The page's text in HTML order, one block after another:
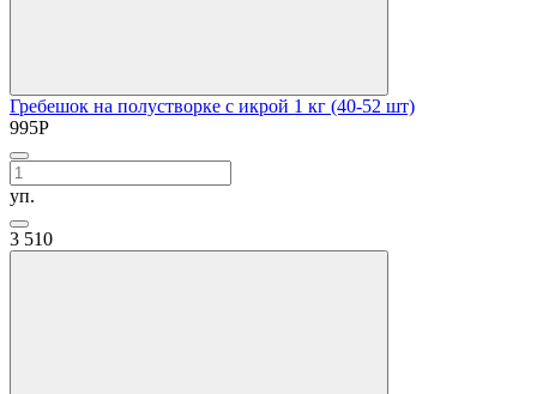
Гребешок на полустворке с икрой 1 кг (40-52 шт)
995Р
уп.
3 510